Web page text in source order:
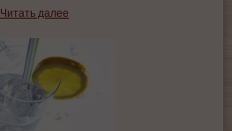
Читать далее